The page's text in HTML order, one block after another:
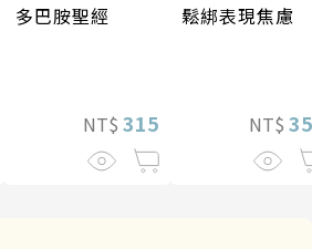
多巴胺聖經
NT$ 315
鬆綁表現焦慮
NT$